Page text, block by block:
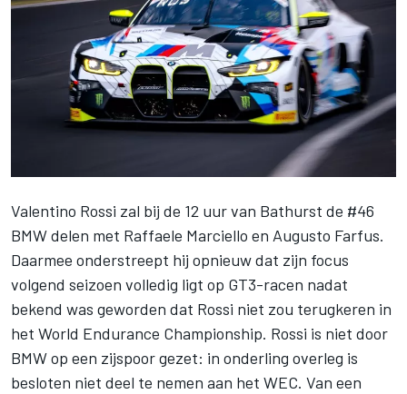
Valentino Rossi zal bij de 12 uur van Bathurst de #46
BMW delen met Raffaele Marciello en Augusto Farfus.
Daarmee onderstreept hij opnieuw dat zijn focus
volgend seizoen volledig ligt op GT3-racen nadat
bekend was geworden dat Rossi niet zou terugkeren in
het World Endurance Championship. Rossi is niet door
BMW op een zijspoor gezet: in onderling overleg is
besloten niet deel te nemen aan het WEC. Van een